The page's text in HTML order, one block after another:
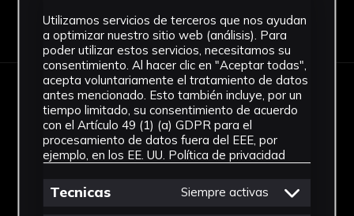
anilla es la parte de sujeción de la mano y para
su uso se introduce el dedo corazón, que con
ayuda del índice permiten mantener la
tenacilla verticalmente.
Esta tenacilla pertenece a la colección que
Tabacalera adquirió entre 1989 y 1990 de la
compra de una colección privada, formada por
diecisiete tenacillas, de las cuales una es de
oro. Los documentos relativos a la compra-
Descargar Ficha
IMÁGENES
Utilizamos servicios de terceros que nos ayudan
a optimizar nuestro sitio web (análisis). Para
poder utilizar estos servicios, necesitamos su
consentimiento. Al hacer clic en "Aceptar todas",
acepta voluntariamente el tratamiento de datos
antes mencionado. Esto también incluye, por un
tiempo limitado, su consentimiento de acuerdo
con el Artículo 49 (1) (a) GDPR para el
procesamiento de datos fuera del EEE, por
ejemplo, en los EE. UU. Política de privacidad
Tecnicas Siempre activas